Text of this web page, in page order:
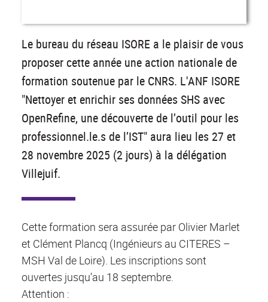
Le bureau du réseau ISORE a le plaisir de vous
proposer cette année une action nationale de
formation soutenue par le CNRS. L'ANF ISORE
"Nettoyer et enrichir ses données SHS avec
OpenRefine, une découverte de l’outil pour les
professionnel.le.s de l’IST" aura lieu les 27 et
28 novembre 2025 (2 jours) à la délégation
Villejuif.
Cette formation sera assurée par Olivier Marlet
et Clément Plancq (Ingénieurs au CITERES –
MSH Val de Loire). Les inscriptions sont
ouvertes jusqu’au 18 septembre.
Attention :